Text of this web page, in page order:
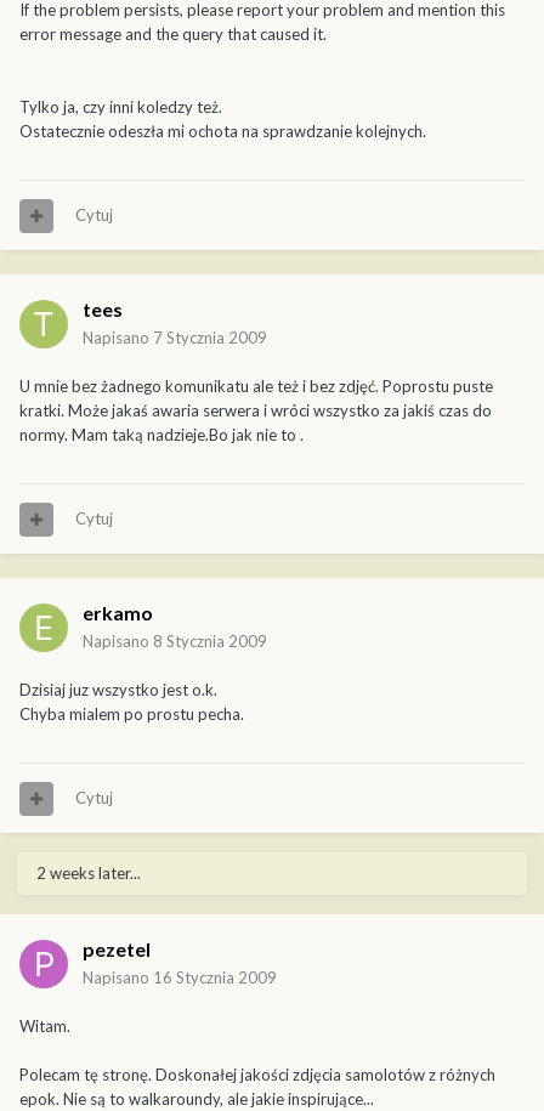
If the problem persists, please report your problem and mention this
error message and the query that caused it.
Tylko ja, czy inni koledzy też.
Ostatecznie odeszła mi ochota na sprawdzanie kolejnych.
Cytuj
tees
Napisano 7 Stycznia 2009
U mnie bez żadnego komunikatu ale też i bez zdjęć. Poprostu puste
kratki. Może jakaś awaria serwera i wróci wszystko za jakiś czas do
normy. Mam taką nadzieje.Bo jak nie to .
Cytuj
erkamo
Napisano 8 Stycznia 2009
Dzisiaj juz wszystko jest o.k.
Chyba mialem po prostu pecha.
Cytuj
2 weeks later...
pezetel
Napisano 16 Stycznia 2009
Witam.
Polecam tę stronę. Doskonałej jakości zdjęcia samolotów z różnych
epok. Nie są to walkaroundy, ale jakie inspirujące...